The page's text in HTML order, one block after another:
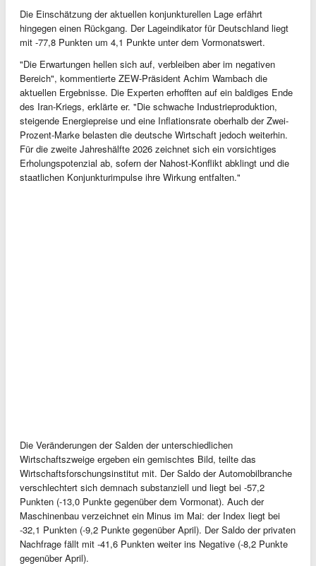
Die Einschätzung der aktuellen konjunkturellen Lage erfährt
hingegen einen Rückgang. Der Lageindikator für Deutschland liegt
mit -77,8 Punkten um 4,1 Punkte unter dem Vormonatswert.
"Die Erwartungen hellen sich auf, verbleiben aber im negativen
Bereich", kommentierte ZEW-Präsident Achim Wambach die
aktuellen Ergebnisse. Die Experten erhofften auf ein baldiges Ende
des Iran-Kriegs, erklärte er. "Die schwache Industrieproduktion,
steigende Energiepreise und eine Inflationsrate oberhalb der Zwei-
Prozent-Marke belasten die deutsche Wirtschaft jedoch weiterhin.
Für die zweite Jahreshälfte 2026 zeichnet sich ein vorsichtiges
Erholungspotenzial ab, sofern der Nahost-Konflikt abklingt und die
staatlichen Konjunkturimpulse ihre Wirkung entfalten."
Die Veränderungen der Salden der unterschiedlichen
Wirtschaftszweige ergeben ein gemischtes Bild, teilte das
Wirtschaftsforschungsinstitut mit. Der Saldo der Automobilbranche
verschlechtert sich demnach substanziell und liegt bei -57,2
Punkten (-13,0 Punkte gegenüber dem Vormonat). Auch der
Maschinenbau verzeichnet ein Minus im Mai: der Index liegt bei
-32,1 Punkten (-9,2 Punkte gegenüber April). Der Saldo der privaten
Nachfrage fällt mit -41,6 Punkten weiter ins Negative (-8,2 Punkte
gegenüber April).